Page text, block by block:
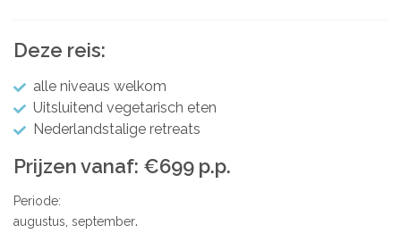
Deze reis:
alle niveaus welkom
Uitsluitend vegetarisch eten
Nederlandstalige retreats
Prijzen vanaf: €699 p.p.
Periode:
augustus september